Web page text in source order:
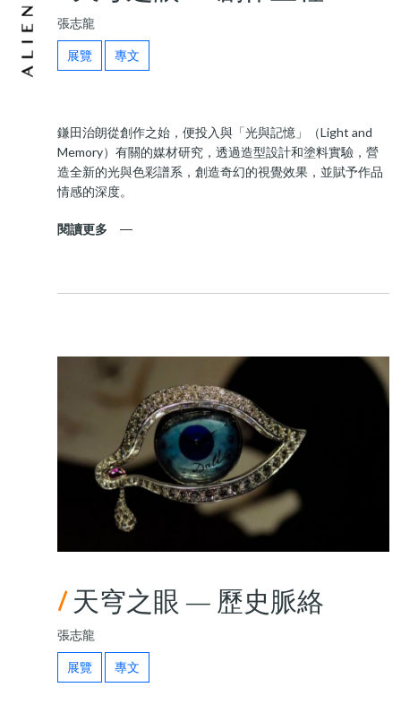
張志龍
展覽 專文
鎌田治朗從創作之始，便投入與「光與記憶」（Light and
Memory）有關的媒材研究，透過造型設計和塗料實驗，營
造全新的光與色彩譜系，創造奇幻的視覺效果，並賦予作品
情感的深度。
閱讀更多
/天穹之眼 — 歷史脈絡
張志龍
展覽 專文